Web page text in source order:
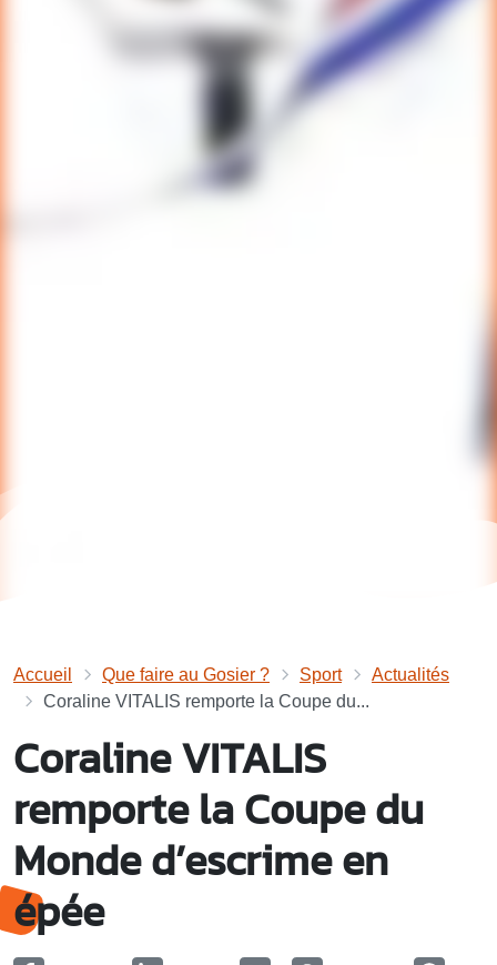
Accueil Que faire au Gosier ? Sport
Actualités
Coraline VITALIS remporte la Coupe du...
Coraline VITALIS
remporte la Coupe du
Monde d’escrime en
épée